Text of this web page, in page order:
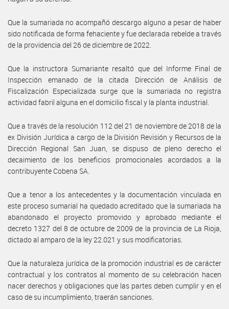
Que la sumariada no acompañó descargo alguno a pesar de haber
sido notificada de forma fehaciente y fue declarada rebelde a través
de la providencia del 26 de diciembre de 2022.
Que la instructora Sumariante resaltó que del Informe Final de
Inspección emanado de la citada Dirección de Análisis de
Fiscalización Especializada surge que la sumariada no registra
actividad fabril alguna en el domicilio fiscal y la planta industrial.
Que a través de la resolución 112 del 21 de noviembre de 2018 de la
ex División Jurídica a cargo de la División Revisión y Recursos de la
Dirección Regional San Juan, se dispuso de pleno derecho el
decaimiento de los beneficios promocionales acordados a la
contribuyente Cobena SA.
Que a tenor a los antecedentes y la documentación vinculada en
este proceso sumarial ha quedado acreditado que la sumariada ha
abandonado el proyecto promovido y aprobado mediante el
decreto 1327 del 8 de octubre de 2009 de la provincia de La Rioja,
dictado al amparo de la ley 22.021 y sus modificatorias.
Que la naturaleza jurídica de la promoción industrial es de carácter
contractual y los contratos al momento de su celebración hacen
nacer derechos y obligaciones que las partes deben cumplir y en el
caso de su incumplimiento, traerán sanciones.